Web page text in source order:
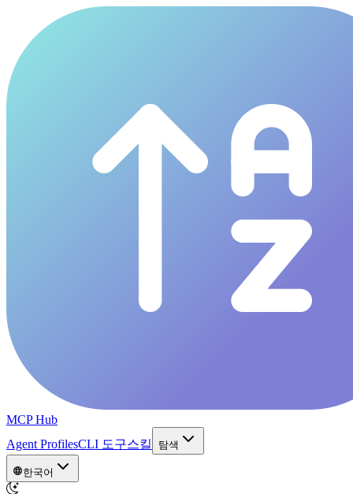
MCP Hub
Agent ProfilesCLI 도구스킬 탐색
한국어